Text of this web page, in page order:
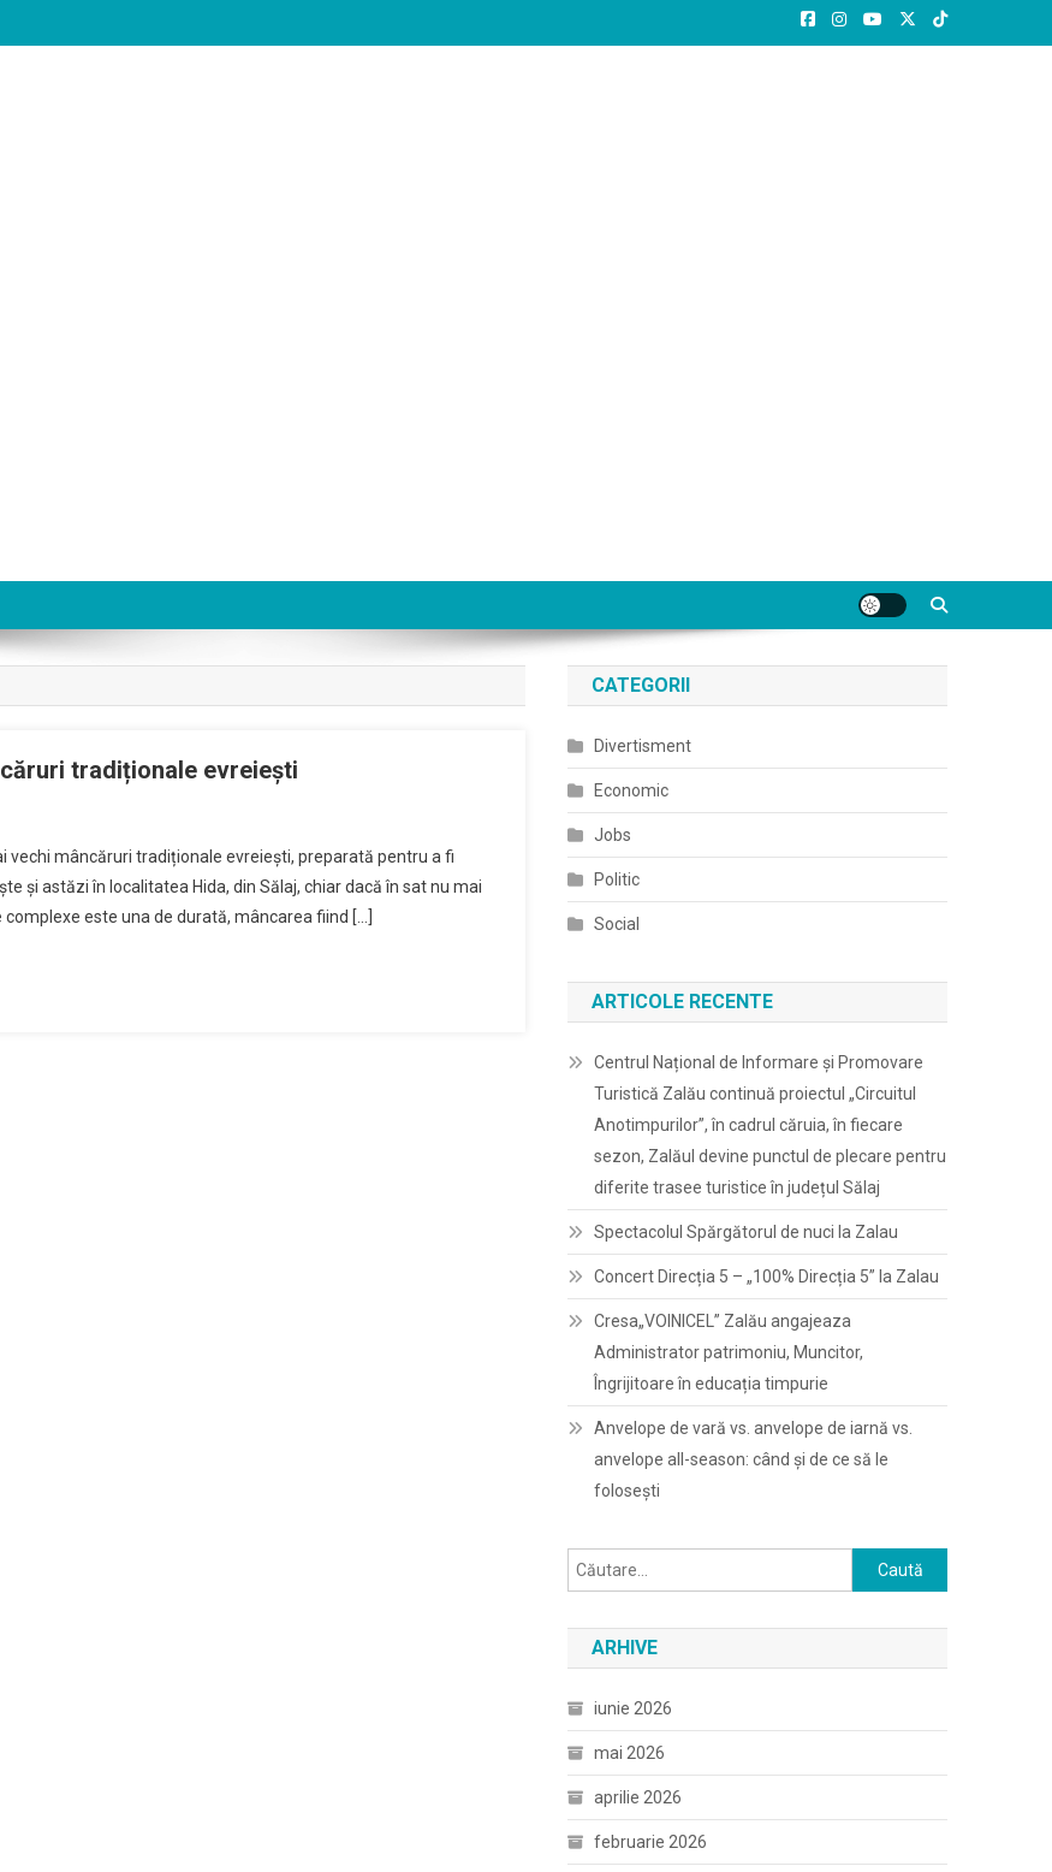
tradiționale evreiești
vechi mâncăruri tradiționale evreiești, preparată pentru a fi
și astăzi în localitatea Hida, din Sălaj, chiar dacă în sat nu mai
este una de durată, mâncarea fiind […]
CATEGORII
Divertisment
Economic
Jobs
Politic
Social
ARTICOLE RECENTE
Centrul Național de Informare și Promovare
Turistică Zalău continuă proiectul „Circuitul
Anotimpurilor”, în cadrul căruia, în fiecare
sezon, Zalăul devine punctul de plecare pentru
diferite trasee turistice în județul Sălaj
Spectacolul Spărgătorul de nuci la Zalau
Concert Direcția 5 – „100% Direcția 5” la Zalau
Cresa„VOINICEL” Zalău angajeaza
Administrator patrimoniu, Muncitor,
Îngrijitoare în educația timpurie
Anvelope de vară vs. anvelope de iarnă vs.
anvelope all-season: când și de ce să le
folosești
Caută
după:
ARHIVE
iunie 2026
mai 2026
aprilie 2026
februarie 2026